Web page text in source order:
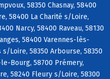
58350 Chasnay, 58400
58400 La Charité s/Loire,
Narcy, 58400 Raveau, 58130
58400 Varennes-lès-
s/Loire, 58350 Arbourse, 58350
Bourg, 58700 Prémery,
58240 Fleury s/Loire, 58300